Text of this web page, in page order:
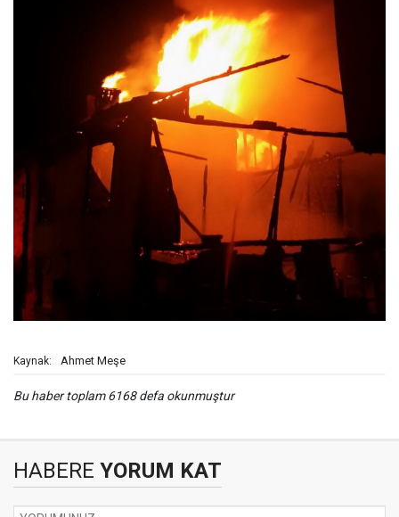
Kaynak: Ahmet Meşe
Bu haber toplam 6168 defa okunmuştur
HABERE YORUM KAT